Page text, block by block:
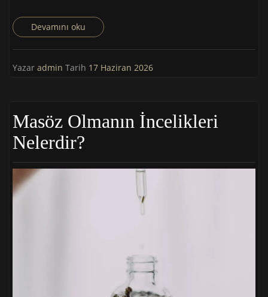
Devamını oku
Yazar admin Tarih 17 Haziran 2026
Masöz Olmanın İncelikleri
Nelerdir?